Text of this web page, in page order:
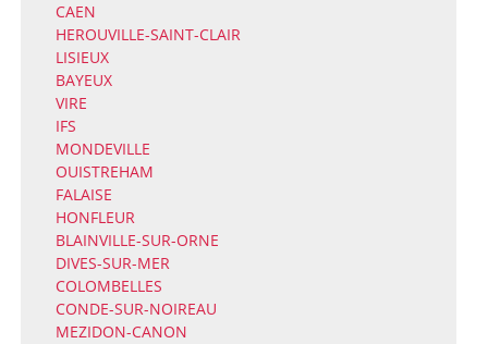
CAEN
HEROUVILLE-SAINT-CLAIR
LISIEUX
BAYEUX
VIRE
IFS
MONDEVILLE
OUISTREHAM
FALAISE
HONFLEUR
BLAINVILLE-SUR-ORNE
DIVES-SUR-MER
COLOMBELLES
CONDE-SUR-NOIREAU
MEZIDON-CANON